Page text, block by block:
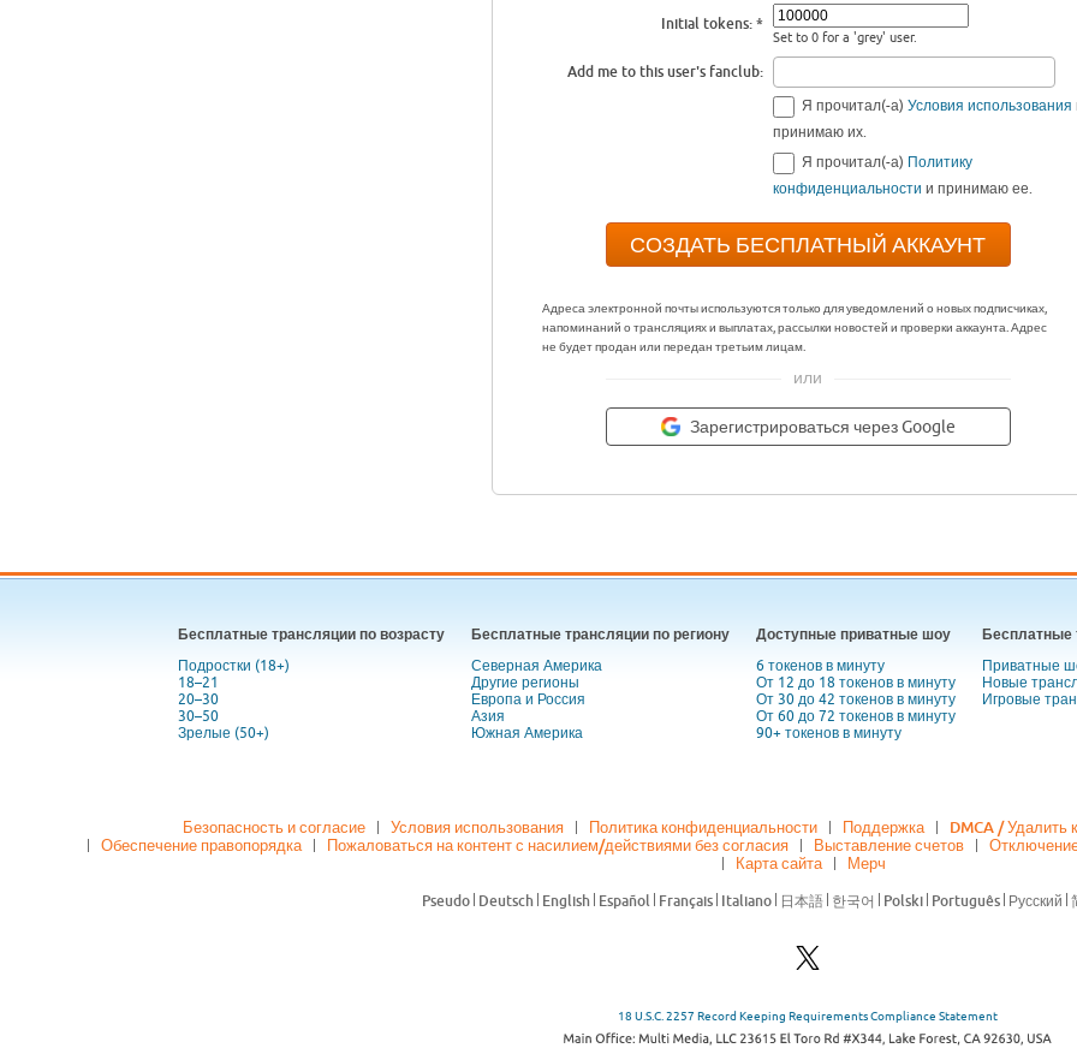
Initial tokens:
Set to 0 for a 'grey' user.
Add me to this user's fanclub:
Я прочитал(-а) Условия использования
принимаю их.
Я прочитал(-а) Политику
конфиденциальности и принимаю ее.
Адреса электронной почты используются только для уведомлений о новых подписчиках,
напоминаний о трансляциях и выплатах, рассылки новостей и проверки аккаунта. Адрес
не будет продан или передан третьим лицам.
или
Зарегистрироваться через Google
Бесплатные трансляции по возрасту
Подростки (18+)
18–21
20–30
30–50
Зрелые (50+)
Бесплатные трансляции по региону
Северная Америка
Другие регионы
Европа и Россия
Азия
Южная Америка
Доступные приватные шоу
6 токенов в минуту
От 12 до 18 токенов в минуту
От 30 до 42 токенов в минуту
От 60 до 72 токенов в минуту
90+ токенов в минуту
Бесплатные
Приватные
Новые
Игровые
Безопасность и согласие Условия использования Политика конфиденциальности Поддержка
DMCA / Удалить
Обеспечение правопорядка
Пожаловаться на контент с насилием/действиями без согласия Выставление счетов
Карта сайта
Мерч
18 U.S.C. 2257 Record Keeping Requirements Compliance Statement